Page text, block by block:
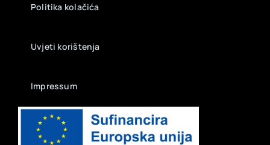
Politika kolačića
Uvjeti korištenja
Impressum